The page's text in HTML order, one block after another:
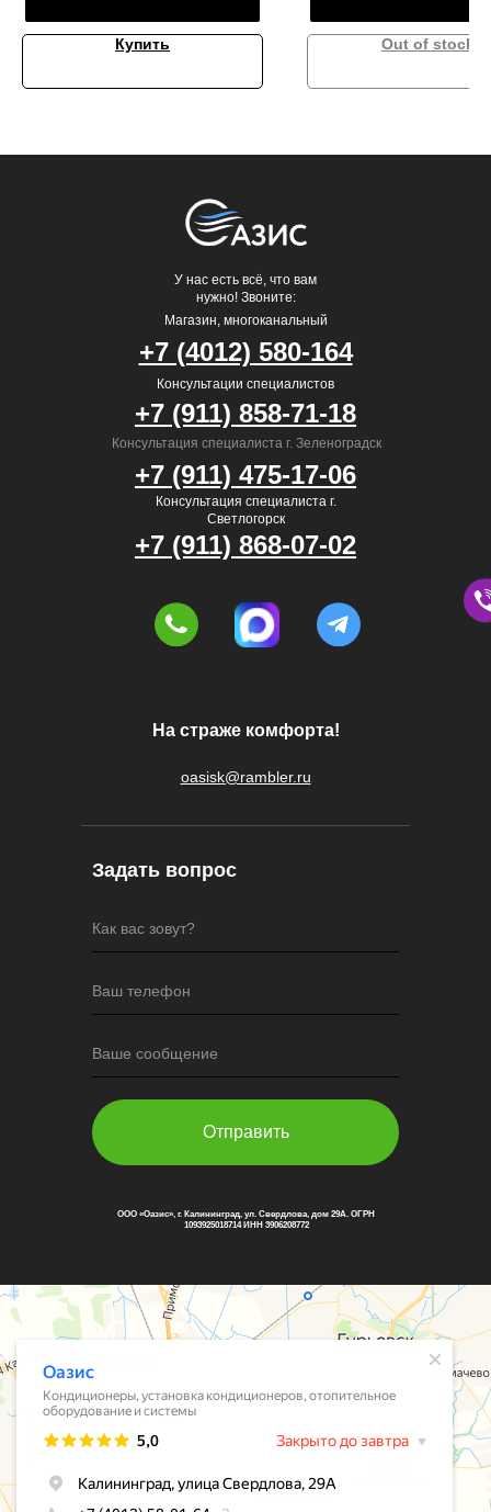
Купить Out of stock
Как вас зовут?
Ваш телефон
Ваше сообщение
Отправить
oasisk@rambler.ru
У нас есть всё, что вам
нужно! Звоните:
На страже комфорта!
Магазин, многоканальный
Консультация специалиста г.
Светлогорск
Консультация специалиста г. Зеленоградск
Консультации специалистов
+7 (911) 858-71-18
+7 (911) 475-17-06
+7 (911) 868-07-02
+7 (4012) 580-164
Задать вопрос
ООО «Оазис», г. Калининград, ул. Свердлова, дом 29А. ОГРН
1093925018714 ИНН 3906208772